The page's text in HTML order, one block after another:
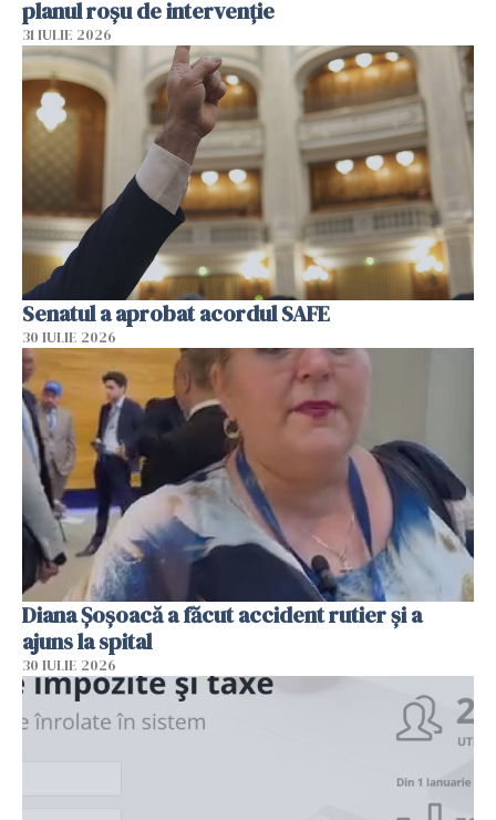
planul roșu de intervenție
31 IULIE 2026
Senatul a aprobat acordul SAFE
30 IULIE 2026
Diana Șoșoacă a făcut accident rutier și a
ajuns la spital
30 IULIE 2026